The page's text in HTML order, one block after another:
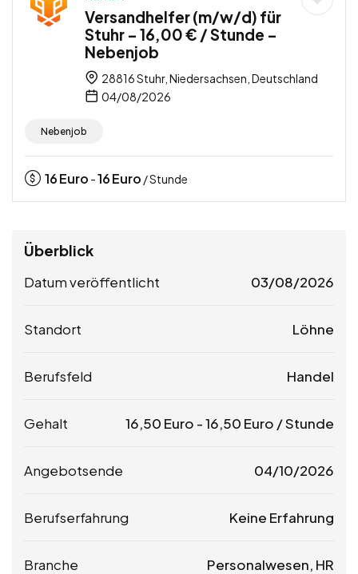
Versandhelfer (m/w/d) für
Stuhr – 16,00 € / Stunde –
Nebenjob
28816 Stuhr, Niedersachsen, Deutschland
04/08/2026
Nebenjob
16Euro -16Euro / Stunde
Überblick
Datum veröffentlicht 03/08/2026
Standort Löhne
Berufsfeld Handel
Gehalt 16,50 Euro -16,50 Euro / Stunde
Angebotsende 04/10/2026
Berufserfahrung Keine Erfahrung
Branche Personalwesen, HR